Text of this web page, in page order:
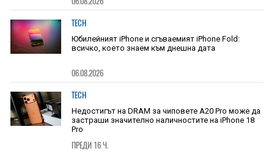
TECH
Юбилейният iPhone и сгъваемият iPhone Fold:
всичко, което знаем към днешна дата
06.08.2026
TECH
Недостигът на DRAM за чиповете A20 Pro може да
застраши значително наличностите на iPhone 18
Pro
ПРЕДИ 16 Ч.